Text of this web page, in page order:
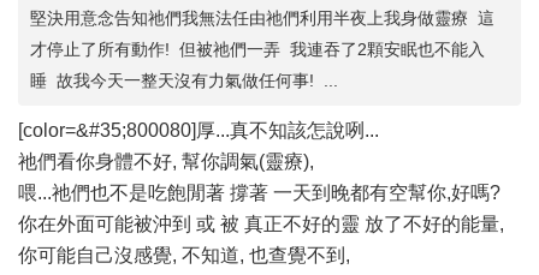
堅決用意念告知祂們我無法任由祂們利用半夜上我身做靈療 這
才停止了所有動作! 但被祂們一弄 我連吞了2顆安眠也不能入
睡 故我今天一整天沒有力氣做任何事! ...
[color=&#35;800080]厚...真不知該怎說咧...
祂們看你身體不好, 幫你調氣(靈療),
喂...祂們也不是吃飽閒著 撐著 一天到晚都有空幫你,好嗎?
你在外面可能被沖到 或 被 真正不好的靈 放了不好的能量,
你可能自己沒感覺, 不知道, 也查覺不到,